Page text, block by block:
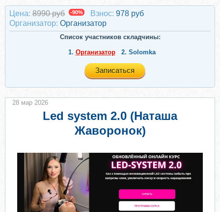
Цена: 8990 руб -90% Взнос: 978 руб
Организатор: Организатор
Список участников складчины:
1. Организатор 2. Solomka
Записаться
Led system 2.0 (Наташа
Жаворонок)
28 мар 2026